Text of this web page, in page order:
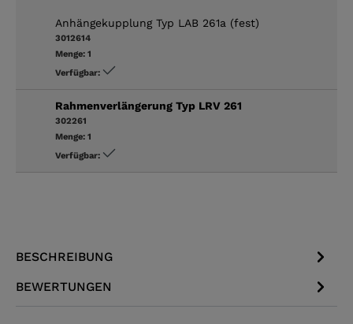
Anhängekupplung Typ LAB 261a (fest)
3012614
Menge: 1
Verfügbar:
Rahmenverlängerung Typ LRV 261
302261
Menge: 1
Verfügbar:
BESCHREIBUNG
BEWERTUNGEN